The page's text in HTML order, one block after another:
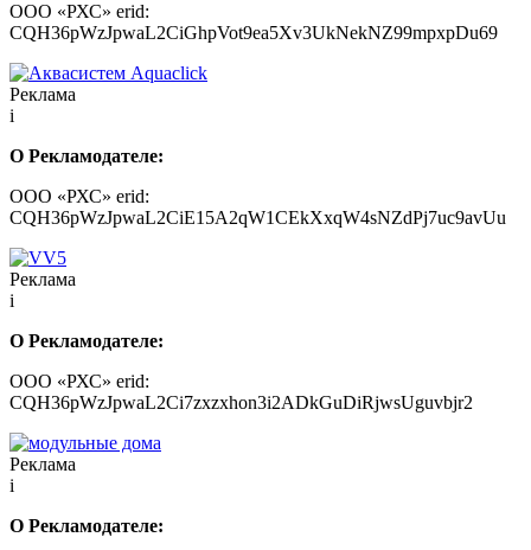
ООО «РХС» erid:
CQH36pWzJpwaL2CiGhpVot9ea5Xv3UkNekNZ99mpxpDu69
Реклама
i
О Рекламодателе:
ООО «РХС» erid:
CQH36pWzJpwaL2CiE15A2qW1CEkXxqW4sNZdPj7uc9avUu
Реклама
i
О Рекламодателе:
ООО «РХС» erid:
CQH36pWzJpwaL2Ci7zxzxhon3i2ADkGuDiRjwsUguvbjr2
Реклама
i
О Рекламодателе: